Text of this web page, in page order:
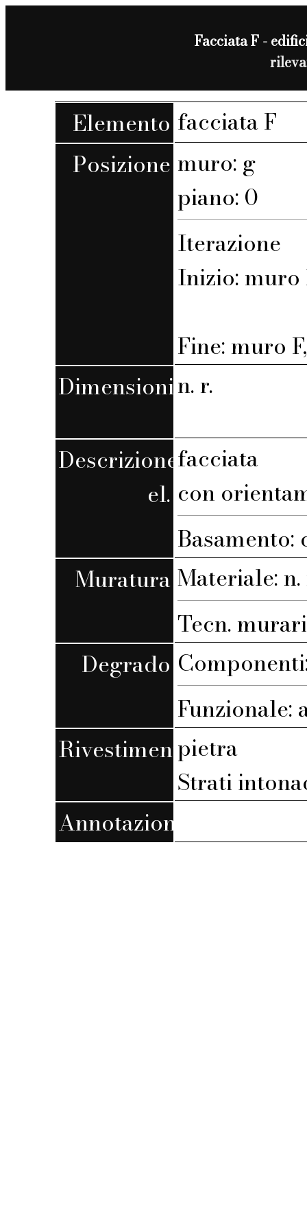
Facciata F -
Elemento facciata F
Posizione muro: g
piano: 0
Iterazione
Inizio: muro
Fine: muro
Dimensionin. r.
Descrizione
el.
facciata
con
Muratura Materiale: n.
Tecn.
Degrado
Funzionale:
Rivestimentopietra
Strati
Annotazioni